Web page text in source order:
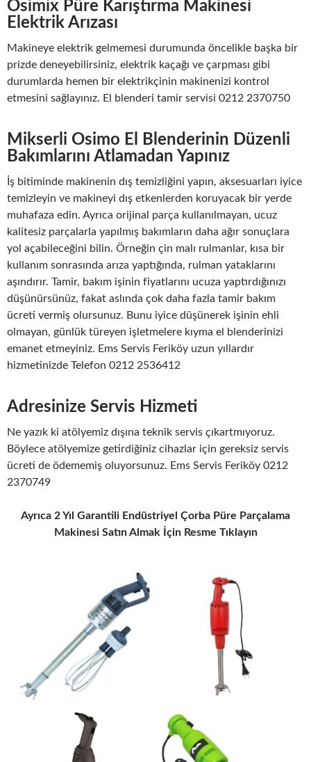
Osimix Püre Karıştırma Makinesi
Elektrik Arızası
Makineye elektrik gelmemesi durumunda öncelikle başka bir
prizde deneyebilirsiniz, elektrik kaçağı ve çarpması gibi
durumlarda hemen bir elektrikçinin makinenizi kontrol
etmesini sağlayınız. El blenderi tamir servisi 0212 2370750
Mikserli Osimo El Blenderinin Düzenli
Bakımlarını Atlamadan Yapınız
İş bitiminde makinenin dış temizliğini yapın, aksesuarları iyice
temizleyin ve makineyi dış etkenlerden koruyacak bir yerde
muhafaza edin. Ayrıca orijinal parça kullanılmayan, ucuz
kalitesiz parçalarla yapılmış bakımların daha ağır sonuçlara
yol açabileceğini bilin. Örneğin çin malı rulmanlar, kısa bir
kullanım sonrasında arıza yaptığında, rulman yataklarını
aşındırır. Tamir, bakım işinin fiyatlarını ucuza yaptırdığınızı
düşünürsünüz, fakat aslında çok daha fazla tamir bakım
ücreti vermiş olursunuz. Bunu iyice düşünerek işinin ehli
olmayan, günlük türeyen işletmelere kıyma el blenderinizi
emanet etmeyiniz. Ems Servis Feriköy uzun yıllardır
hizmetinizde Telefon 0212 2536412
Adresinize Servis Hizmeti
Ne yazık ki atölyemiz dışına teknik servis çıkartmıyoruz.
Böylece atölyemize getirdiğiniz cihazlar için gereksiz servis
ücreti de ödememiş oluyorsunuz. Ems Servis Feriköy 0212
2370749
Ayrıca 2 Yıl Garantili Endüstriyel Çorba Püre Parçalama
Makinesi Satın Almak İçin Resme Tıklayın